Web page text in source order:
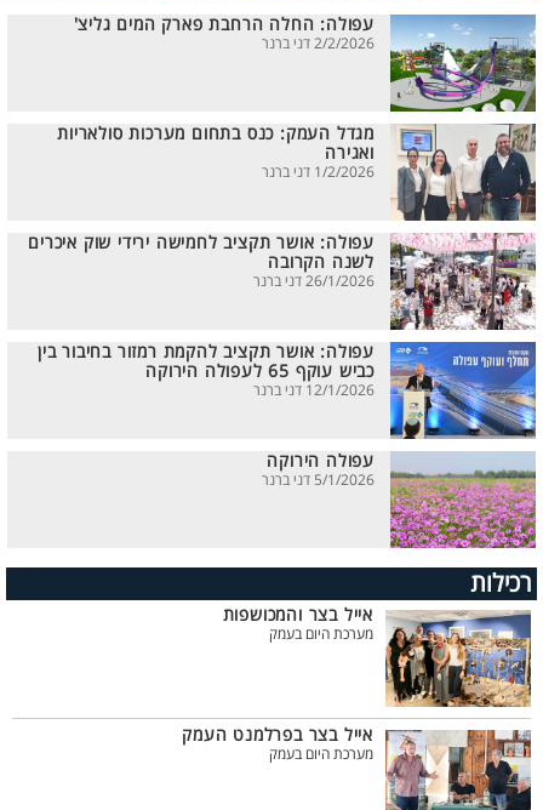
עפולה: החלה הרחבת פארק המים גליצ'
2/2/2026 דני ברנר
מגדל העמק: כנס בתחום מערכות סולאריות
ואגירה
1/2/2026 דני ברנר
עפולה: אושר תקציב לחמישה ירידי שוק איכרים
לשנה הקרובה
26/1/2026 דני ברנר
עפולה: אושר תקציב להקמת רמזור בחיבור בין
כביש עוקף 65 לעפולה הירוקה
12/1/2026 דני ברנר
עפולה הירוקה
5/1/2026 דני ברנר
רכילות
אייל בצר והמכושפות
מערכת היום בעמק
אייל בצר בפרלמנט העמק
מערכת היום בעמק